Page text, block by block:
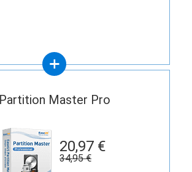
Partition Master Pro
20,97 €
34,95 €